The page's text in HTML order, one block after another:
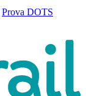
Prova DOTS